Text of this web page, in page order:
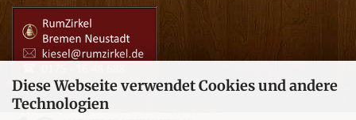
Diese Webseite verwendet Cookies und andere
Technologien